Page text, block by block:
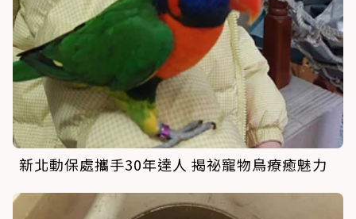
新北動保處攜手30年達人 揭祕寵物鳥療癒魅力